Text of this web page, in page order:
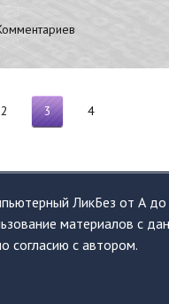
2 3 4
ЛикБез от А до
материалов с
согласию с автором.